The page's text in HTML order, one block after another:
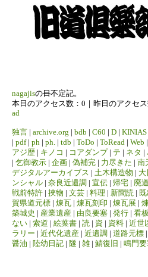
nagajisの日不定記。
本日のアクセス数：0｜昨日のアクセ
ad
独言 | archive.org | bdb | C60 | D | KINIAS
| pdf| ph | ph. | tdb | ToDo | ToRead | Web |
アジ歴 | キノコ | コアダンプ| テ | ネタ |
| 乞御教示 | 企画 | 偽補完 | 力尽きた | 南
デジタルアーカイブス | 土木構造物 |
ンシャル | 奈良近遺調 | 宣伝 | 帰宅 | 廃
戦前特許 | 挾物 | 文芸 | 料理 | 新聞読 | 既
賀県道元標 | 煉瓦 | 煉瓦刻印 | 煉瓦展 |
築城史 | 産業遺産 | 由良要塞 | 発行 | 看板
ない | 索道 | 絵葉書 | 読 | 資 | 資料 | 近世
ラリー | 近代化遺産 | 近遺調 | 道路元標 |
醤油 | 陸幼日記 | 隧 | 雑 | 鯖復旧 | 鳴門